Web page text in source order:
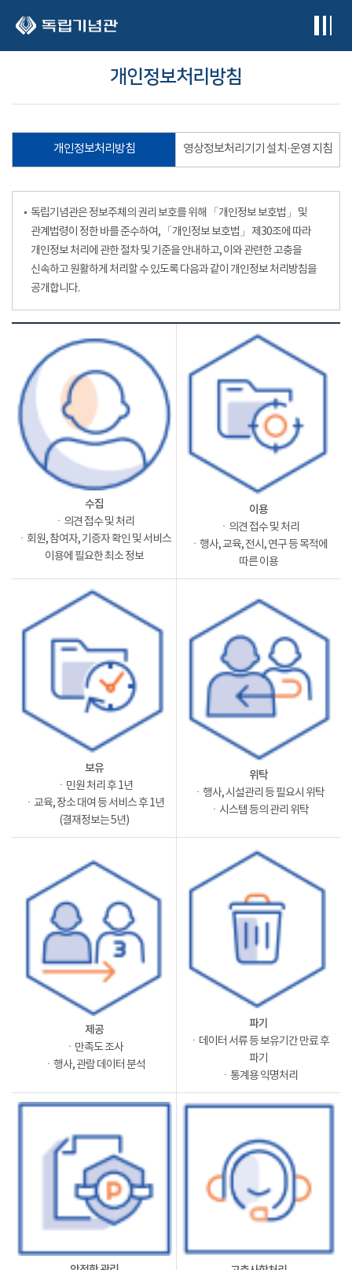
개인정보처리방침
개인정보처리방침 영상정보처리기기 설치·운영 지침
독립기념관은 정보주체의 권리 보호를 위해 「개인정보 보호법」 및
관계법령이 정한 바를 준수하여, 「개인정보 보호법」 제30조에 따라
개인정보 처리에 관한 절차 및 기준을 안내하고, 이와 관련한 고충을
신속하고 원활하게 처리할 수 있도록 다음과 같이 개인정보 처리방침을
공개합니다.
수집
ㆍ의견 접수 및 처리
ㆍ회원, 참여자, 기증자 확인 및 서비스
이용에 필요한 최소 정보
이용
ㆍ의견 접수 및 처리
ㆍ행사, 교육, 전시, 연구 등 목적에
따른 이용
보유
ㆍ민원 처리 후 1년
ㆍ교육, 장소 대여 등 서비스 후 1년
(결재정보는 5년)
위탁
ㆍ행사, 시설관리 등 필요시 위탁
ㆍ시스템 등의 관리 위탁
제공
ㆍ만족도 조사
ㆍ행사, 관람 데이터 분석
파기
ㆍ데이터 서류 등 보유기간 만료 후
파기
ㆍ통계용 익명처리